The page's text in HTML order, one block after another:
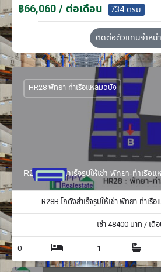
฿66,060 / ต่อเดือน 734 ตรม.
ติดต่อตัวแทนจำหน่
R28B โกดังสำเร็จรูปให้เช่า พัทยา-ท่าเรื
HR28 พัทยา-ท่าเรือแหลมฉบัง
R28B โกดังสำเร็จรูปให้เช่า พัทยา-ท่าเ
เช่า48400 บาท / เดื
0 1